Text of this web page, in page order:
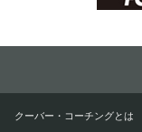
クーバー・コーチングとは